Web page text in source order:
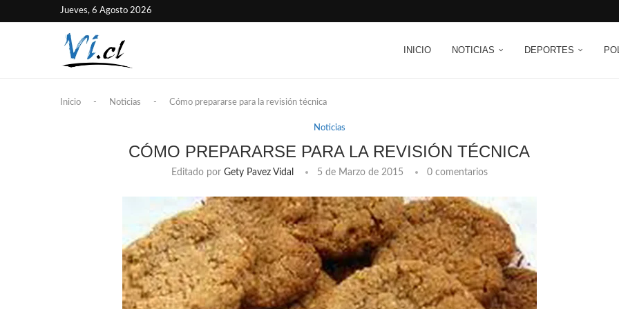
Jueves, 6 Agosto 2026
INICIO NOTICIAS DEPORTES
Inicio - Noticias - Cómo prepararse para la revisión técnica
Noticias
CÓMO PREPARARSE PARA LA REVISIÓN TÉCNICA
Editado por Gety Pavez Vidal 5 de Marzo de 2015 0 comentarios